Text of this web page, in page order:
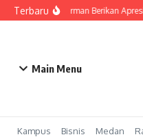
Lewati ke konten
Terbaru
Medan Sudirman Berikan
Main Menu
Kampus Bisnis Medan